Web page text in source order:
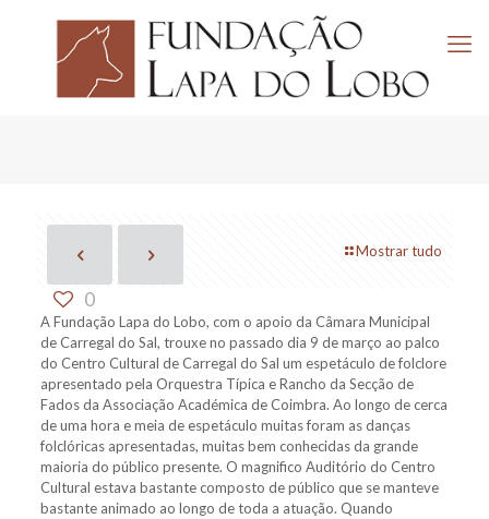
Mostrar tudo
0
A Fundação Lapa do Lobo, com o apoio da Câmara Municipal
de Carregal do Sal, trouxe no passado dia 9 de março ao palco
do Centro Cultural de Carregal do Sal um espetáculo de folclore
apresentado pela Orquestra Típica e Rancho da Secção de
Fados da Associação Académica de Coimbra. Ao longo de cerca
de uma hora e meia de espetáculo muitas foram as danças
folclóricas apresentadas, muitas bem conhecidas da grande
maioria do público presente. O magnifico Auditório do Centro
Cultural estava bastante composto de público que se manteve
bastante animado ao longo de toda a atuação. Quando